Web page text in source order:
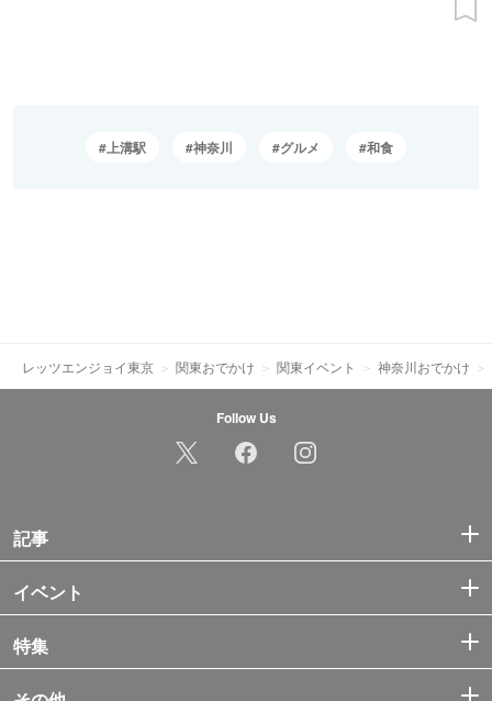
上溝駅 神奈川 グルメ 和食
レッツエンジョイ東京 関東おでかけ 関東イベント 神奈川おでかけ
Follow Us
記事
イベント
特集